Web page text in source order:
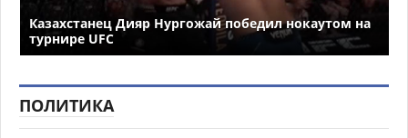
Казахстанец Дияр Нургожай победил нокаутом на
турнире UFC
ПОЛИТИКА